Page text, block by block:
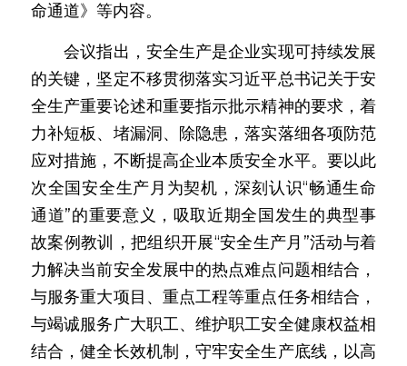
命通道》等内容。
会议指出，安全生产是企业实现可持续发展
的关键，坚定不移贯彻落实习近平总书记关于安
全生产重要论述和重要指示批示精神的要求，着
力补短板、堵漏洞、除隐患，落实落细各项防范
应对措施，不断提高企业本质安全水平。要以此
次全国安全生产月为契机，深刻认识“畅通生命
通道”的重要意义，吸取近期全国发生的典型事
故案例教训，把组织开展“安全生产月”活动与着
力解决当前安全发展中的热点难点问题相结合，
与服务重大项目、重点工程等重点任务相结合，
与竭诚服务广大职工、维护职工安全健康权益相
结合，健全长效机制，守牢安全生产底线，以高